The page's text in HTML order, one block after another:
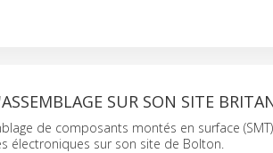
SUR SON SITE
de composants montés en surface
électroniques sur son site de Bolton.